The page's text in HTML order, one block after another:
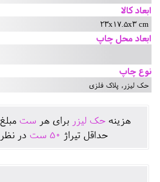
ابعاد کالا
23x17.5x3 cm
ابعاد محل چاپ
نوع چاپ
حک لیزر, پلاک فلزی
هزينه حک لیزر برای هر ست مبلغ
حداقل تيراژ 50 ست در